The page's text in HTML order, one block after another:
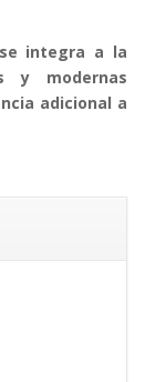
integra a la
y modernas
adicional a